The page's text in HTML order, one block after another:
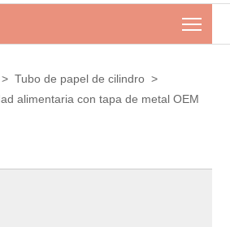
> Tubo de papel de cilindro >
alimentaria con tapa de metal OEM